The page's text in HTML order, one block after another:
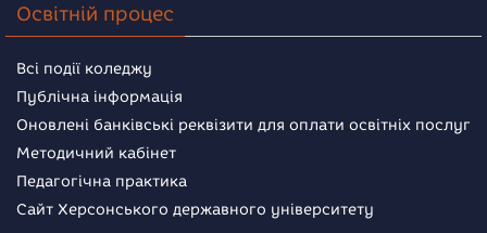
Освітній процес
Всі події коледжу
Публічна інформація
Оновлені банківські реквізити для оплати освітніх послуг
Методичний кабінет
Педагогічна практика
Сайт Херсонського державного університету